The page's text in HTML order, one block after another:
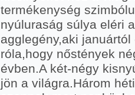
termékenység
nyúluraság súlya eléri
agglegény,aki
róla,hogy nőstények
évben.A két-négy
jön a világra.Három